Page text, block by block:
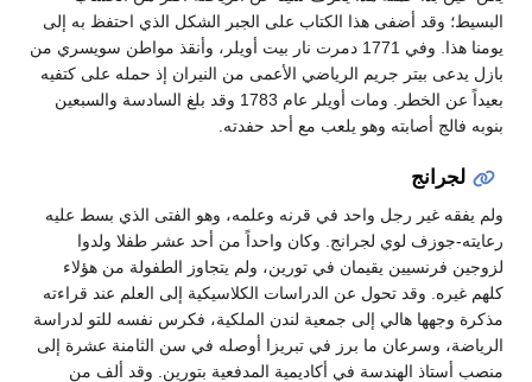
البسيط؛ وقد أضفى هذا الكتاب على الجبر الشكل الذي احتفظ به إلى
يومنا هذا. وفي 1771 دمرت نار بيت أويلر، وأنقذ مواطن سويسري من
بازل يدعى بيتر جريم الرياضي الأعمى من النيران إذ حمله على كتفيه
بعيداً عن الخطر. ومات أويلر عام 1783 وقد بلغ السادسة والسبعين
بنوبه فالج أصابته وهو يلعب مع أحد حفدته.
لجرانج
ولم يفقه غير رجل واحد في قرنه وعلمه، وهو الفتى الذي بسط عليه
رعايته-جوزف لوي لجرانج. وكان واحداً من أحد عشر طفلا ولدوا
لزوجين فرنسيين يقيمان في تورين، ولم يتجاوز الطفولة من هؤلاء
كلهم غيره. وقد تحول عن الدراسات الكلاسيكية إلى العلم عند قراءته
مذكرة وجهها هالي إلى جمعية لندن الملكية، فكرس نفسه للتو لدراسة
الرياضة، وسرعان ما برز في تبريزا أوصله في سن الثامنة عشرة إلى
منصب أستاذ الهندسة في أكاديمية المدفعية بتورين. وقد ألف من